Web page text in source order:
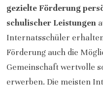
gezielte Förderung
schulischer Leistungen
Internatsschüler
Förderung auch die
Gemeinschaft wertvolle
erwerben. Die meisten